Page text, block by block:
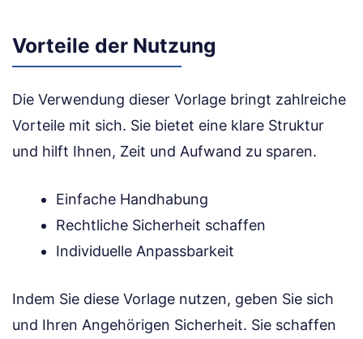
Vorteile der Nutzung
Die Verwendung dieser Vorlage bringt zahlreiche
Vorteile mit sich. Sie bietet eine klare Struktur
und hilft Ihnen, Zeit und Aufwand zu sparen.
Einfache Handhabung
Rechtliche Sicherheit schaffen
Individuelle Anpassbarkeit
Indem Sie diese Vorlage nutzen, geben Sie sich
und Ihren Angehörigen Sicherheit. Sie schaffen